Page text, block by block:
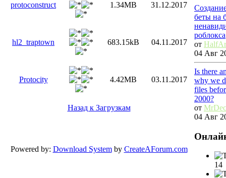
protoconstruct 1.34MB 31.12.2017
hl2_traptown 683.15kB 04.11.2017
Protocity 4.42MB 03.11.2017
Назад к Загрузкам
Powered by: Download Systemby CreateAForum.com
беты на
роблокса
от
04 Авг
Is there
why we
files
2000?
от
04 Авг
14